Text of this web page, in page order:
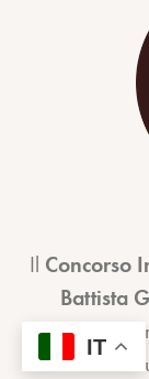
Il Concorso
Battista
Riunisce
IT